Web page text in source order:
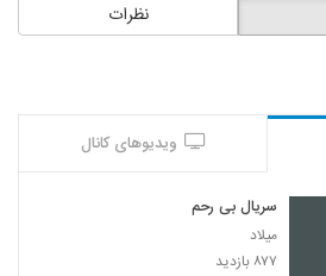
نظرات
ویدیوهای کانال
سریال بی رحم
میلاد
۸۷۷ بازدید